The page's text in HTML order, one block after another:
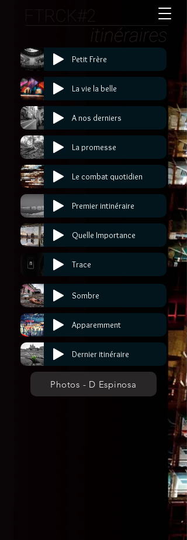
Premier intinéraire
Petit Frère
La vie la belle
A nos derniers
La promesse
Le combat quotidien
Quelle Importance
Trace
Sombre
Apparemment
Dernier itinéraire
Photos - D Espinosa